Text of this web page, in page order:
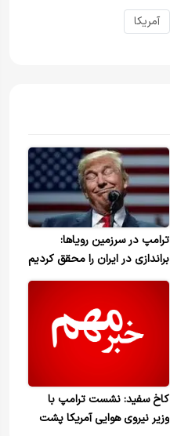
آمريکا
ترامپ در سرزمین رویاها:
براندازی در ایران را محقق کردیم
کاخ سفید: نشست ترامپ با
وزیر نیروی هوایی آمریکا پشت